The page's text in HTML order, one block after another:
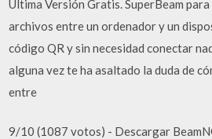
Última Versión Gratis. SuperBeam
archivos entre un ordenador y un
código QR y sin necesidad conectar
alguna vez te ha asaltado la duda de
entre
9/10 (1087 votos) - Descargar